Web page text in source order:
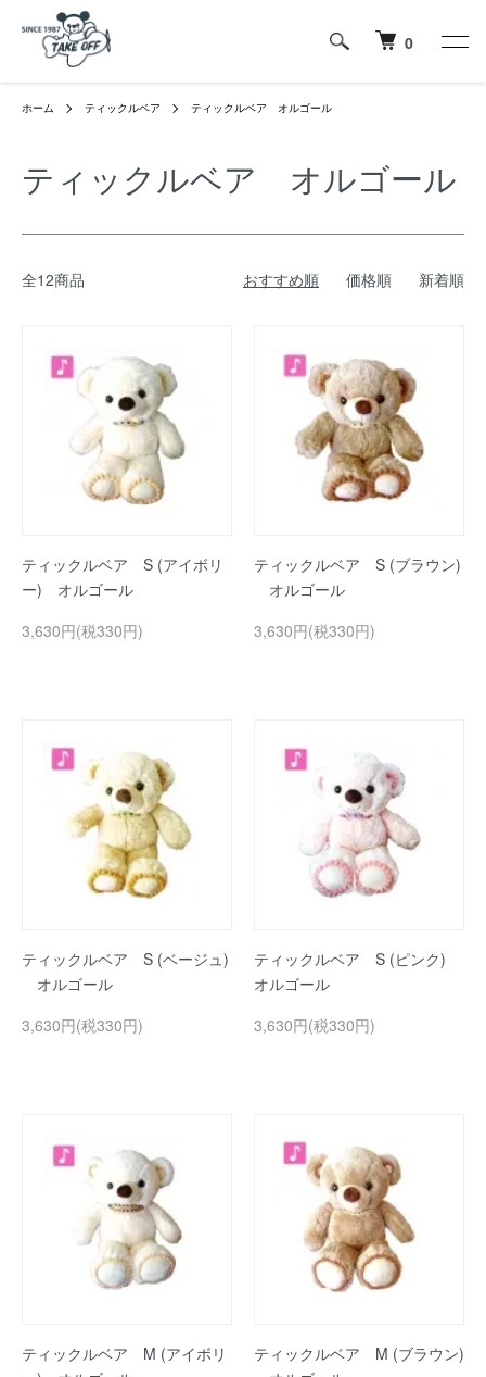
0
ホーム ティックルベア ティックルベア オルゴール
ティックルベア オルゴール
全12商品 おすすめ順 価格順 新着順
ティックルベア S (アイボリ
ー) オルゴール
3,630円(税330円)
ティックルベア S (ブラウン)
オルゴール
3,630円(税330円)
ティックルベア S (ベージュ)
オルゴール
3,630円(税330円)
ティックルベア S (ピンク)
オルゴール
3,630円(税330円)
ティックルベア M (アイボリ
ティックルベア M (ブラウン)